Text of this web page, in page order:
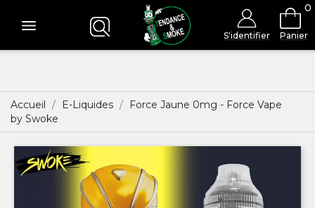
S'identifier
0
Panier
Accueil E-Liquides
Force Jaune 0mg - Force Vape
by Swoke